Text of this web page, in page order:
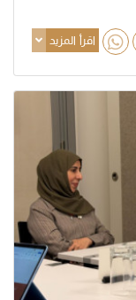
اقرأ المزيد